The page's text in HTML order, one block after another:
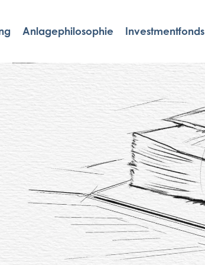
Anlagephilosophie Investmentfonds